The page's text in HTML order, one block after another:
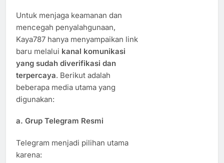
Untuk menjaga keamanan dan
mencegah penyalahgunaan,
Kaya787 hanya menyampaikan link
baru melalui kanal komunikasi
yang sudah diverifikasi dan
terpercaya. Berikut adalah
beberapa media utama yang
digunakan:
a. Grup Telegram Resmi
Telegram menjadi pilihan utama
karena: